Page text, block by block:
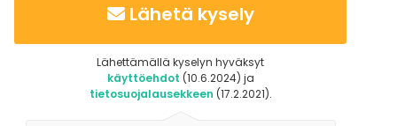
Lähetä kysely
Lähettämällä kyselyn hyväksyt
käyttöehdot (10.6.2024) ja
tietosuojalausekkeen (17.2.2021).